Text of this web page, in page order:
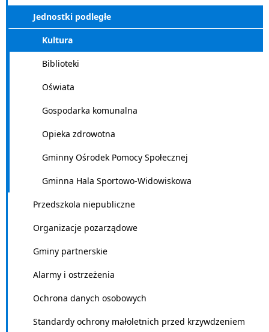
Jednostki podległe
Kultura
Biblioteki
Oświata
Gospodarka komunalna
Opieka zdrowotna
Gminny Ośrodek Pomocy Społecznej
Gminna Hala Sportowo-Widowiskowa
Przedszkola niepubliczne
Organizacje pozarządowe
Gminy partnerskie
Alarmy i ostrzeżenia
Ochrona danych osobowych
Standardy ochrony małoletnich przed krzywdzeniem